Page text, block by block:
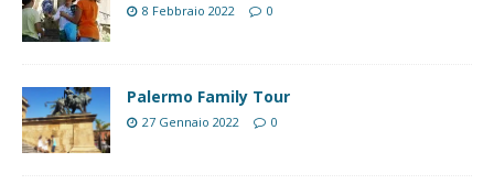
8 Febbraio 2022 0
Palermo Family Tour
27 Gennaio 2022 0